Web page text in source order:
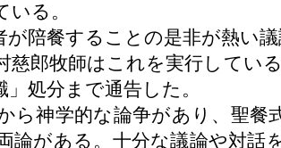
る。
陪餐することの是非が熱い
慈郎牧師はこれを実行してい
処分まで通告した。
神学的な論争があり、聖餐
論がある。十分な議論や対話